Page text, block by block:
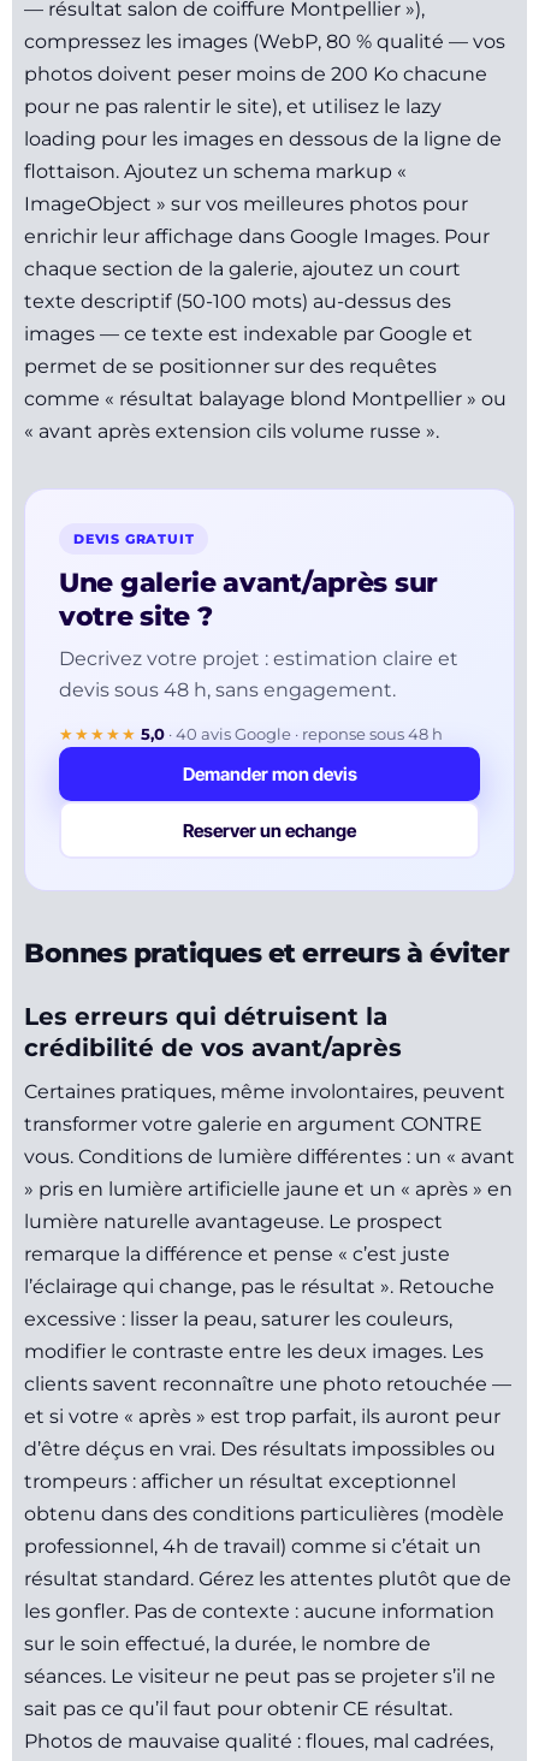
— résultat salon de coiffure Montpellier »),
compressez les images (WebP, 80 % qualité — vos
photos doivent peser moins de 200 Ko chacune
pour ne pas ralentir le site), et utilisez le lazy
loading pour les images en dessous de la ligne de
flottaison. Ajoutez un schema markup «
ImageObject » sur vos meilleures photos pour
enrichir leur affichage dans Google Images. Pour
chaque section de la galerie, ajoutez un court
texte descriptif (50-100 mots) au-dessus des
images — ce texte est indexable par Google et
permet de se positionner sur des requêtes
comme « résultat balayage blond Montpellier » ou
« avant après extension cils volume russe ».
DEVIS GRATUIT
Une galerie avant/après sur
votre site ?
Decrivez votre projet : estimation claire et
devis sous 48 h, sans engagement.
★★★★★ 5,0 ·40 avis Google · reponse sous 48 h
Demander mon devis
Reserver un echange
Bonnes pratiques et erreurs à éviter
Les erreurs qui détruisent la
crédibilité de vos avant/après
Certaines pratiques, même involontaires, peuvent
transformer votre galerie en argument CONTRE
vous. Conditions de lumière différentes : un « avant
» pris en lumière artificielle jaune et un « après » en
lumière naturelle avantageuse. Le prospect
remarque la différence et pense « c’est juste
l’éclairage qui change, pas le résultat ». Retouche
excessive : lisser la peau, saturer les couleurs,
modifier le contraste entre les deux images. Les
clients savent reconnaître une photo retouchée —
et si votre « après » est trop parfait, ils auront peur
d’être déçus en vrai. Des résultats impossibles ou
trompeurs : afficher un résultat exceptionnel
obtenu dans des conditions particulières (modèle
professionnel, 4h de travail) comme si c’était un
résultat standard. Gérez les attentes plutôt que de
les gonfler. Pas de contexte : aucune information
sur le soin effectué, la durée, le nombre de
séances. Le visiteur ne peut pas se projeter s’il ne
sait pas ce qu’il faut pour obtenir CE résultat.
Photos de mauvaise qualité : floues, mal cadrées,